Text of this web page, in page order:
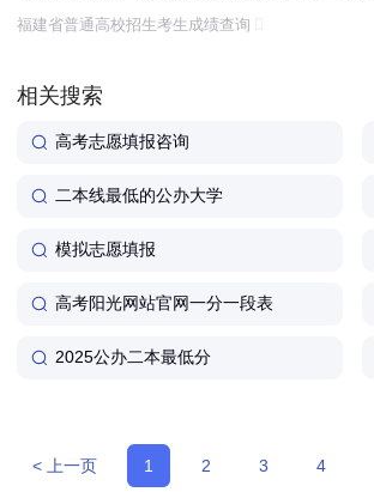
地址:福建省福州市北环中路59号 邮
福建省普通高校招生考生成绩查询
相关搜索
高考志愿填报咨询
二本线最低的公办大学
模拟志愿填报
高考阳光网站官网一分一段表
2025公办二本最低分
< 上一页 1 2 3 4